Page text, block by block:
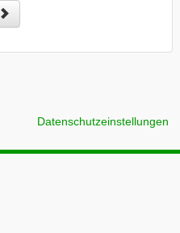
Datenschutzeinstellungen